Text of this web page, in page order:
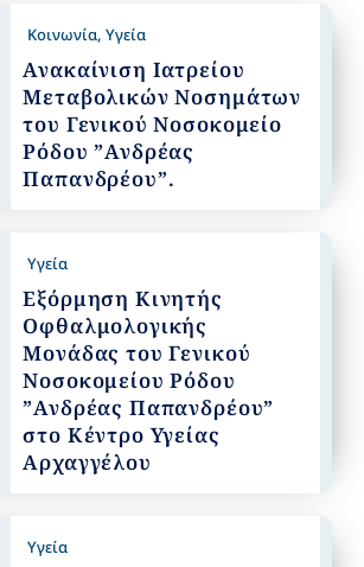
Κοινωνία,Υγεία
Ανακαίνιση Ιατρείου
Μεταβολικών Νοσημάτων
του Γενικού Νοσοκομείο
Ρόδου ”Ανδρέας
Παπανδρέου”.
Υγεία
Εξόρμηση Κινητής
Οφθαλμολογικής
Μονάδας του Γενικού
Νοσοκομείου Ρόδου
”Ανδρέας Παπανδρέου”
στο Κέντρο Υγείας
Αρχαγγέλου
Υγεία